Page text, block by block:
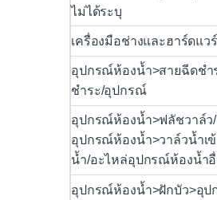
ไม่ได้ระบุ
เครื่องมือช่างและฮาร์ดแวร์
อุปกรณ์ห้องน้ำ>สายฉีดช
ชำระ/อุปกรณ์
อุปกรณ์ห้องน้ำ>ฟลัชวาล์ว
อุปกรณ์ห้องน้ำ>วาล์วน้ำเ
น้ำ/อะไหล่อุปกรณ์ห้องน้ำ
อุปกรณ์ห้องน้ำ>ฝักบัว>อุป